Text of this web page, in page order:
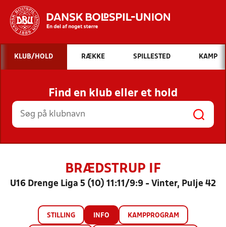
Hvad vil du søge efter?
INDHOLD OG NYHEDER
STILLINGER, RESULTATER, KLUBBER OG
HOLD
KLUB/HOLD RÆKKE SPILLESTED KAMP
Find en klub eller et hold
BRÆDSTRUP IF
U16 Drenge Liga 5 (10) 11:11/9:9 - Vinter, Pulje 42
STILLING INFO KAMPPROGRAM